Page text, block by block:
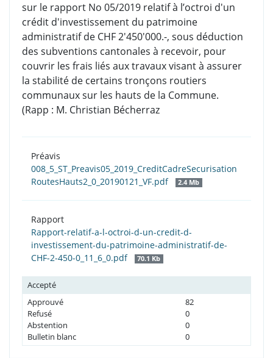
sur le rapport No 05/2019 relatif à l’octroi d'un
crédit d'investissement du patrimoine
administratif de CHF 2'450'000.-, sous déduction
des subventions cantonales à recevoir, pour
couvrir les frais liés aux travaux visant à assurer
la stabilité de certains tronçons routiers
communaux sur les hauts de la Commune.
(Rapp : M. Christian Bécherraz
Préavis
008_5_ST_Preavis05_2019_CreditCadreSecurisation
RoutesHauts2_0_20190121_VF.pdf
2.4 Mb
Rapport
Rapport-relatif-a-l-octroi-d-un-credit-d-
investissement-du-patrimoine-administratif-de-
CHF-2-450-0_11_6_0.pdf
70.1 Kb
Accepté
Approuvé
82
Refusé
0
Abstention
0
Bulletin blanc
0